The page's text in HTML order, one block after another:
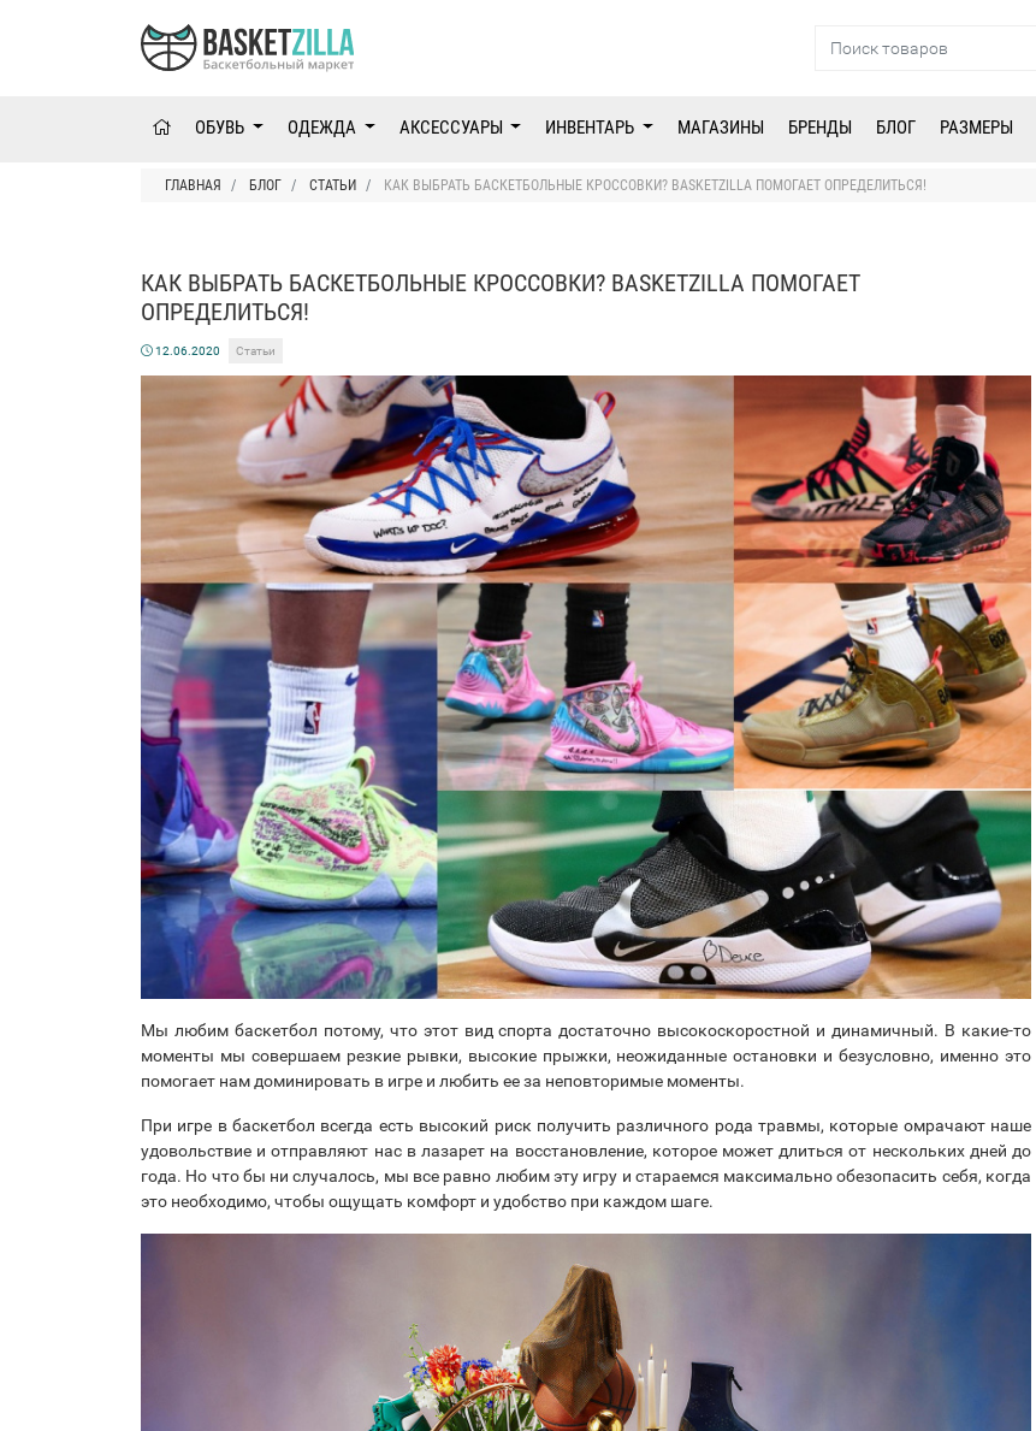
ОБУВЬ ОДЕЖДА АКСЕССУАРЫ ИНВЕНТАРЬ МАГАЗИНЫ БРЕНДЫ БЛОГ РАЗМЕРЫ
ГЛАВНАЯ БЛОГ СТАТЬИ КАК ВЫБРАТЬ БАСКЕТБОЛЬНЫЕ КРОССОВКИ? BASKETZILLA ПОМОГАЕТ ОПРЕДЕЛИТЬСЯ!
КАК ВЫБРАТЬ БАСКЕТБОЛЬНЫЕ КРОССОВКИ? BASKETZILLA ПОМОГАЕТ
ОПРЕДЕЛИТЬСЯ!
12.06.2020 Статьи
Мы любим баскетбол потому, что этот вид спорта достаточно высокоскоростной и динамичный. В какие-то
моменты мы совершаем резкие рывки, высокие прыжки, неожиданные остановки и безусловно, именно это
помогает нам доминировать в игре и любить ее за неповторимые моменты.
При игре в баскетбол всегда есть высокий риск получить различного рода травмы, которые омрачают наше
удовольствие и отправляют нас в лазарет на восстановление, которое может длиться от нескольких дней до
года. Но что бы ни случалось, мы все равно любим эту игру и стараемся максимально обезопасить себя, когда
это необходимо, чтобы ощущать комфорт и удобство при каждом шаге.